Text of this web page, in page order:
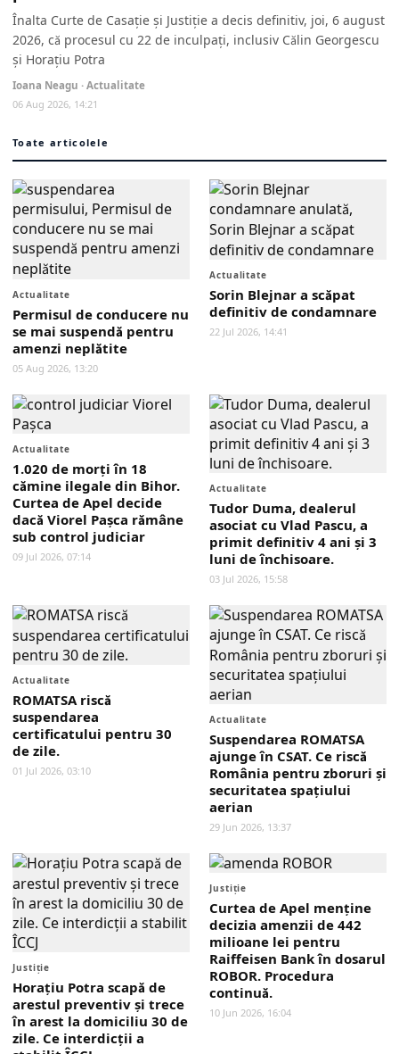
Înalta Curte de Casație și Justiție a decis definitiv, joi, 6 august
2026, că procesul cu 22 de inculpați, inclusiv Călin Georgescu
și Horațiu Potra
Ioana Neagu · Actualitate
06 Aug 2026, 14:21
Toate articolele
Actualitate
Permisul de conducere nu
se mai suspendă pentru
amenzi neplătite
05 Aug 2026, 13:20
Actualitate
Sorin Blejnar a scăpat
definitiv de condamnare
22 Jul 2026, 14:41
Actualitate
1.020 de morți în 18
cămine ilegale din Bihor.
Curtea de Apel decide
dacă Viorel Pașca rămâne
sub control judiciar
09 Jul 2026, 07:14
Actualitate
Tudor Duma, dealerul
asociat cu Vlad Pascu, a
primit definitiv 4 ani și 3
luni de închisoare.
03 Jul 2026, 15:58
Actualitate
ROMATSA riscă
suspendarea
certificatului pentru 30
de zile.
01 Jul 2026, 03:10
Actualitate
Suspendarea ROMATSA
ajunge în CSAT. Ce riscă
România pentru zboruri și
securitatea spațiului
aerian
29 Jun 2026, 13:37
Justiţie
Horațiu Potra scapă de
arestul preventiv și trece
în arest la domiciliu 30 de
zile. Ce interdicții a
Justiţie
Curtea de Apel menține
decizia amenzii de 442
milioane lei pentru
Raiffeisen Bank în dosarul
ROBOR. Procedura
continuă.
10 Jun 2026, 16:04